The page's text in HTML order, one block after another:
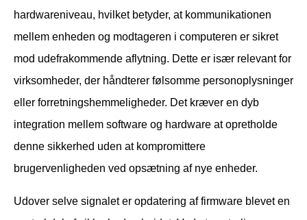
hardwareniveau, hvilket betyder, at kommunikationen
mellem enheden og modtageren i computeren er sikret
mod udefrakommende aflytning. Dette er især relevant for
virksomheder, der håndterer følsomme personoplysninger
eller forretningshemmeligheder. Det kræver en dyb
integration mellem software og hardware at opretholde
denne sikkerhed uden at kompromittere
brugervenligheden ved opsætning af nye enheder.
Udover selve signalet er opdatering af firmware blevet en